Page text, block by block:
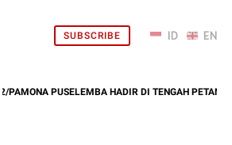
SUBSCRIBE
PUSELEMBA HADIR DI TENGAH PETANI,